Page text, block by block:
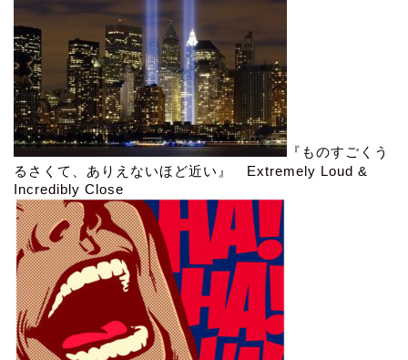
『ものすごくう
るさくて、ありえないほど近い』 Extremely Loud &
Incredibly Close